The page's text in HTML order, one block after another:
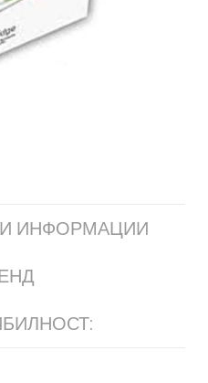
ИНФОРМАЦИИ